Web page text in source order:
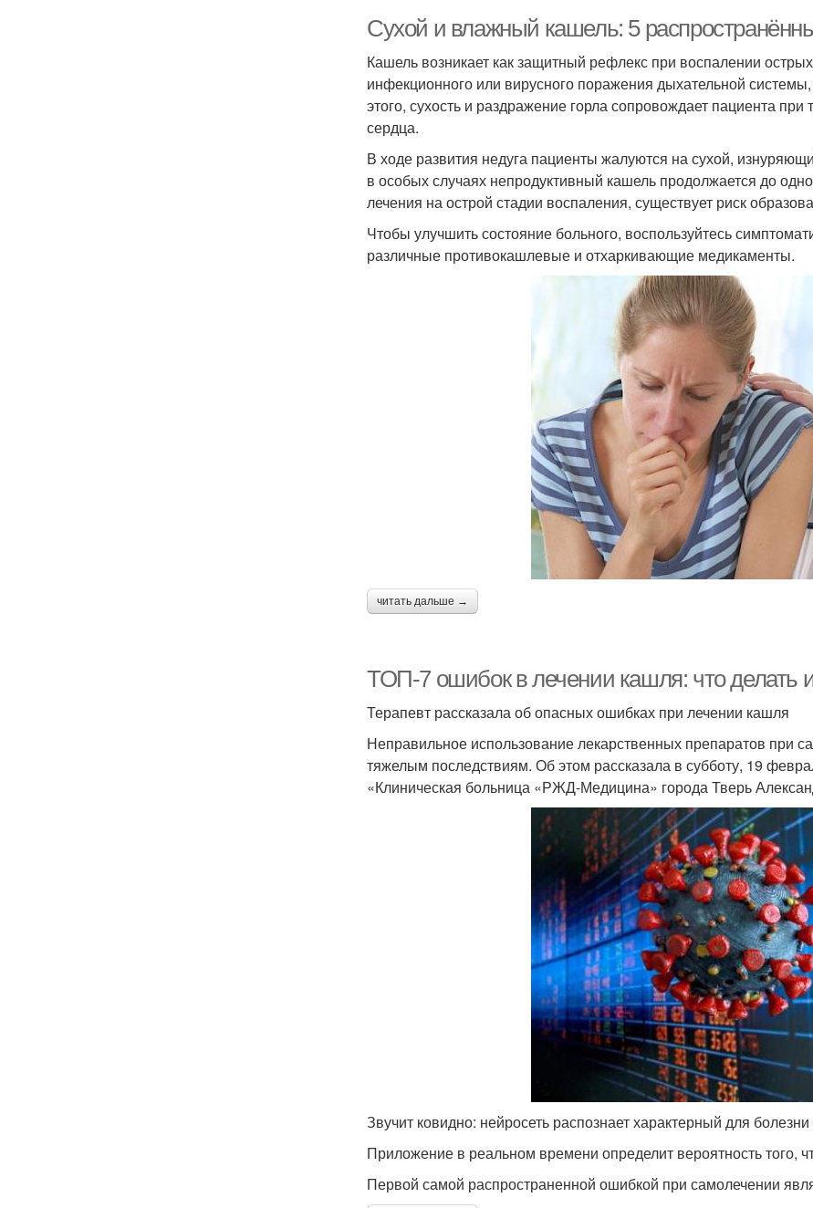
Сухой и влажный кашель: 5
Кашель возникает как защитный рефлекс при воспалении
инфекционного или вирусного поражения дыхательной
этого, сухость и раздражение горла сопровождает пациента
сердца.
В ходе развития недуга пациенты жалуются на сухой,
в особых случаях непродуктивный кашель продолжается до
лечения на острой стадии воспаления, существует риск
Чтобы улучшить состояние больного, воспользуйтесь
различные противокашлевые и отхаркивающие медикаменты.
читать дальше →
ТОП-7 ошибок в лечении кашля: что делать и
Терапевт рассказала об опасных ошибках при лечении кашля
Неправильное использование лекарственных препаратов при
тяжелым последствиям. Об этом рассказала в субботу, 19
«Клиническая больница «РЖД-Медицина» города Тверь
Звучит ковидно: нейросеть распознает характерный для
Приложение в реальном времени определит вероятность того,
Первой самой распространенной ошибкой при самолечении